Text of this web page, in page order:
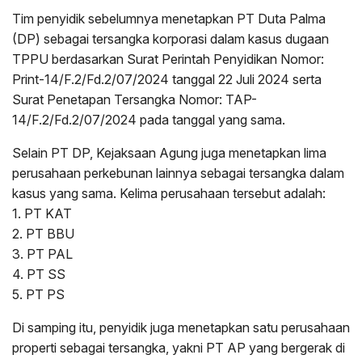
Tim penyidik sebelumnya menetapkan PT Duta Palma
(DP) sebagai tersangka korporasi dalam kasus dugaan
TPPU berdasarkan Surat Perintah Penyidikan Nomor:
Print-14/F.2/Fd.2/07/2024 tanggal 22 Juli 2024 serta
Surat Penetapan Tersangka Nomor: TAP-
14/F.2/Fd.2/07/2024 pada tanggal yang sama.
Selain PT DP, Kejaksaan Agung juga menetapkan lima
perusahaan perkebunan lainnya sebagai tersangka dalam
kasus yang sama. Kelima perusahaan tersebut adalah:
1. PT KAT
2. PT BBU
3. PT PAL
4. PT SS
5. PT PS
Di samping itu, penyidik juga menetapkan satu perusahaan
properti sebagai tersangka, yakni PT AP yang bergerak di